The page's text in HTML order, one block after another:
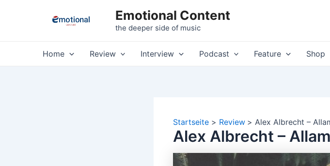
Emotional Content
the deeper side of music
Home Review Interview Podcast Feature Shop
Startseite Review Alex Albrecht –
Alex Albrecht –